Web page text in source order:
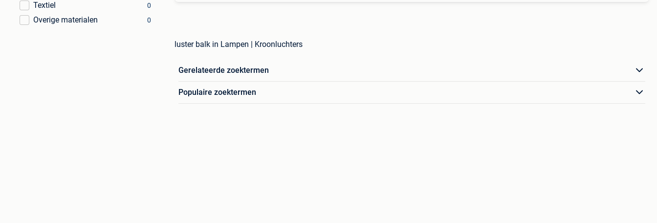
Textiel 0
Overige materialen 0
luster balk in Lampen | Kroonluchters
Gerelateerde zoektermen
Populaire zoektermen